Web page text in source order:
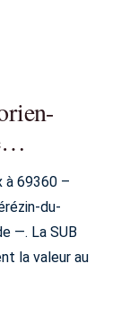
à 69360 –
du-
—. La SUB
la valeur au